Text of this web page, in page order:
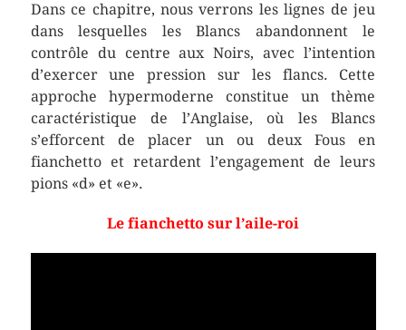
Dans ce chapitre, nous verrons les lignes de jeu
dans lesquelles les Blancs abandonnent le
contrôle du centre aux Noirs, avec l’intention
d’exercer une pression sur les flancs. Cette
approche hypermoderne constitue un thème
caractéristique de l’Anglaise, où les Blancs
s’efforcent de placer un ou deux Fous en
fianchetto et retardent l’engagement de leurs
pions «d» et «e».
Le fianchetto sur l’aile-roi